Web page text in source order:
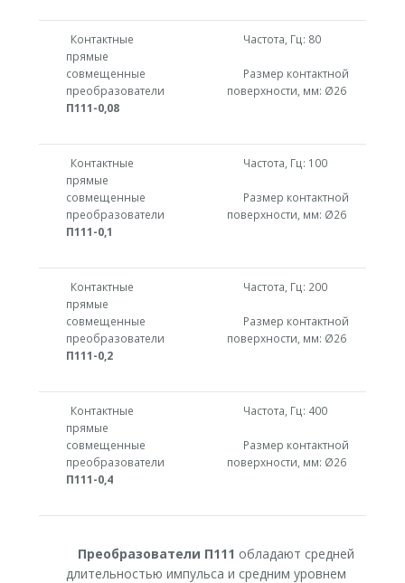
Контактные
прямые
совмещенные
преобразователи
П111-0,08
Частота, Гц: 80
Размер контактной
поверхности, мм: Ø26
Контактные
прямые
совмещенные
преобразователи
П111-0,1
Частота, Гц: 100
Размер контактной
поверхности, мм: Ø26
Контактные
прямые
совмещенные
преобразователи
П111-0,2
Частота, Гц: 200
Размер контактной
поверхности, мм: Ø26
Контактные
прямые
совмещенные
преобразователи
П111-0,4
Частота, Гц: 400
Размер контактной
поверхности, мм: Ø26
Преобразователи П111 обладают средней
длительностью импульса и средним уровнем